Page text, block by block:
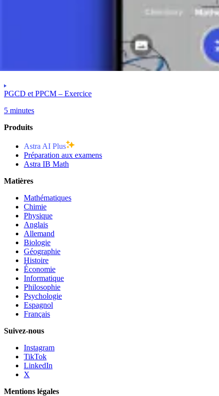
Plus Grand Commun Diviseur et Plus Petit Commun Multiple
PGCD et PPCM – Exercice
5 minutes
Produits
Astra AI Plus
Préparation aux examens
Astra IB Math
Matières
Mathématiques
Chimie
Physique
Anglais
Allemand
Biologie
Géographie
Histoire
Économie
Informatique
Philosophie
Psychologie
Espagnol
Français
Suivez-nous
Instagram
TikTok
LinkedIn
X
Mentions légales